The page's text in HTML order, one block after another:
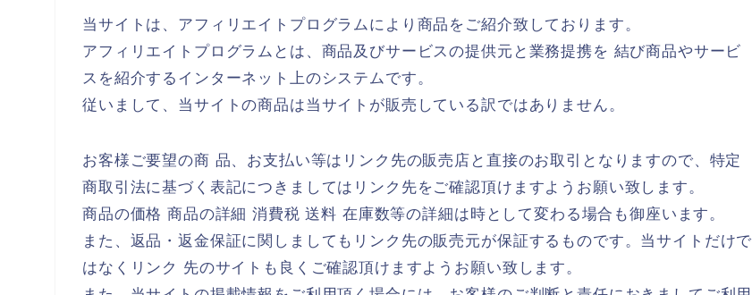
当サイトは、アフィリエイトプログラムにより商品をご紹介致しております。
アフィリエイトプログラムとは、商品及びサービスの提供元と業務提携を 結び商品やサービ
スを紹介するインターネット上のシステムです。
従いまして、当サイトの商品は当サイトが販売している訳ではありません。
お客様ご要望の商 品、お支払い等はリンク先の販売店と直接のお取引となりますので、特定
商取引法に基づく表記につきましてはリンク先をご確認頂けますようお願い致します。
商品の価格 商品の詳細 消費税 送料 在庫数等の詳細は時として変わる場合も御座います。
また、返品・返金保証に関しましてもリンク先の販売元が保証するものです。当サイトだけで
はなくリンク 先のサイトも良くご確認頂けますようお願い致します。